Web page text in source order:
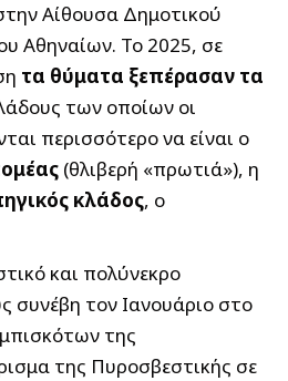
Αίθουσα Δημοτικού
Αθηναίων. Το 2025, σε
τα θύματα ξεπέρασαν τα
των οποίων οι
περισσότερο να είναι ο
(θλιβερή «πρωτιά»), η
κλάδος, ο
και πολύνεκρο
συνέβη τον Ιανουάριο στο
της
της Πυροσβεστικής σε